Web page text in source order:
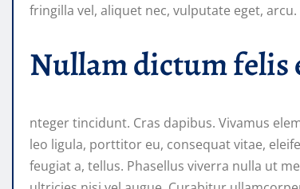
fringilla vel, aliquet nec, vulputate eget,
Nullam dictum felis
nteger tincidunt. Cras dapibus. Vivamus
leo ligula, porttitor eu, consequat vitae,
feugiat a, tellus. Phasellus viverra nulla ut